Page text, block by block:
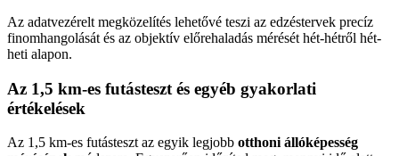
Az adatvezérelt megközelítés lehetővé teszi az edzéstervek precíz
finomhangolását és az objektív előrehaladás mérését hét-hétről hét-
heti alapon.
Az 1,5 km-es futásteszt és egyéb gyakorlati
értékelések
Az 1,5 km-es futásteszt az egyik legjobb otthoni állóképesség